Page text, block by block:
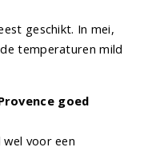
geschikt. In mei,
temperaturen mild
goed
wel voor een